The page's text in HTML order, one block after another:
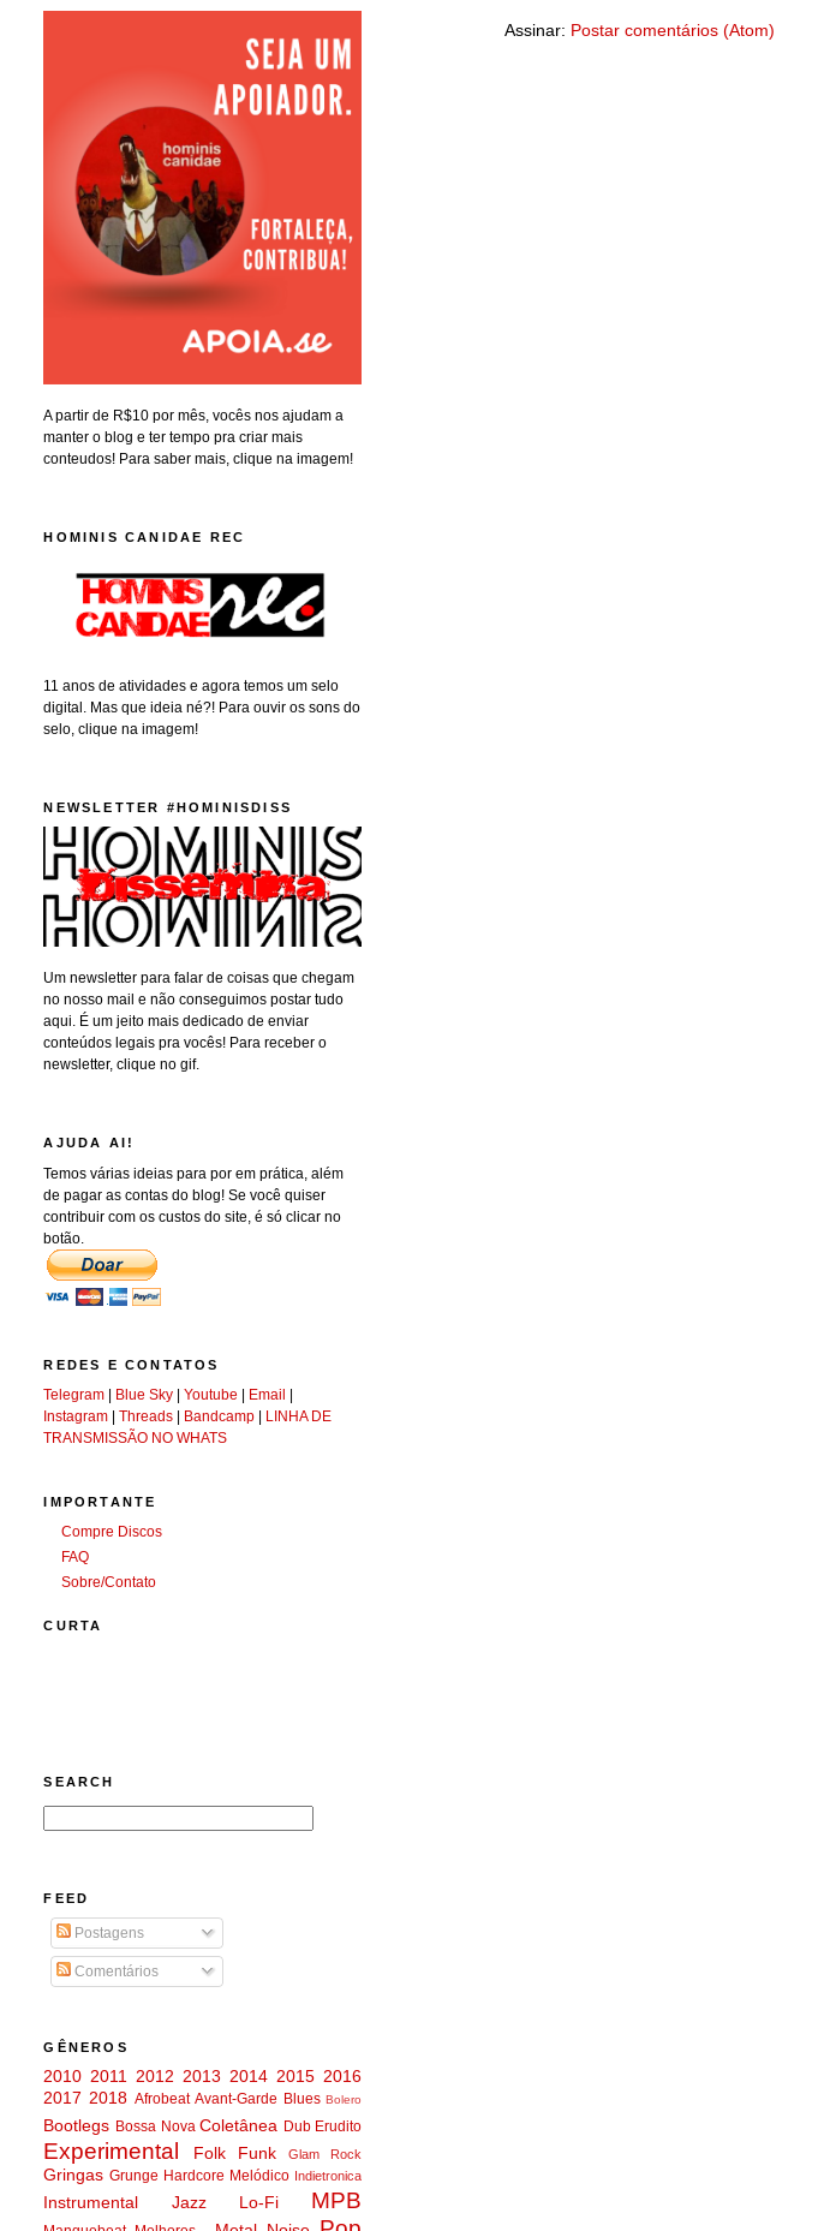
Assinar: Postar comentários (Atom)
A partir de R$10 por mês, vocês nos ajudam a
manter o blog e ter tempo pra criar mais
conteudos! Para saber mais, clique na imagem!
HOMINIS CANIDAE REC
11 anos de atividades e agora temos um selo
digital. Mas que ideia né?! Para ouvir os sons do
selo, clique na imagem!
NEWSLETTER #HOMINISDISS
Um newsletter para falar de coisas que chegam
no nosso mail e não conseguimos postar tudo
aqui. É um jeito mais dedicado de enviar
conteúdos legais pra vocês! Para receber o
newsletter, clique no gif.
AJUDA AI!
Temos várias ideias para por em prática, além
de pagar as contas do blog! Se você quiser
contribuir com os custos do site, é só clicar no
botão.
REDES E CONTATOS
Telegram | Blue Sky |Youtube | Email |
Instagram |Threads | Bandcamp | LINHA DE
TRANSMISSÃO NO WHATS
IMPORTANTE
Compre Discos
FAQ
Sobre/Contato
CURTA
SEARCH
FEED
Postagens
Comentários
GÊNEROS
2010 2011 2012 2013 2014 2015 2016
2017 2018 Afrobeat Avant-Garde Blues Bolero
Bootlegs Bossa Nova Coletânea Dub Erudito
Experimental Folk Funk Glam Rock
Gringas Grunge Hardcore Melódico Indietronica
Instrumental Jazz Lo-Fi MPB